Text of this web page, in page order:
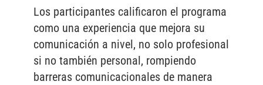
Los participantes calificaron el programa
como una experiencia que mejora su
comunicación a nivel, no solo profesional
si no también personal, rompiendo
barreras comunicacionales de manera